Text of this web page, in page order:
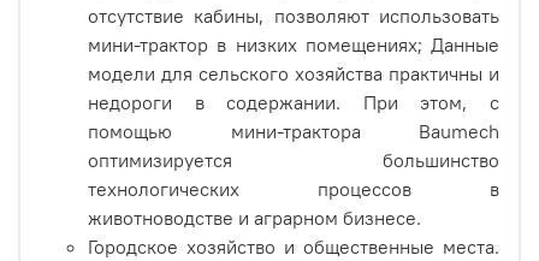
отсутствие кабины, позволяют использовать
мини-трактор в низких помещениях; Данные
модели для сельского хозяйства практичны и
недороги в содержании. При этом, с
помощью мини-трактора Baumech
оптимизируется большинство
технологических процессов в
животноводстве и аграрном бизнесе.
Городское хозяйство и общественные места.